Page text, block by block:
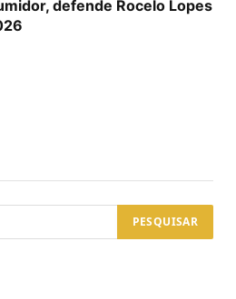
defende Rocelo Lopes